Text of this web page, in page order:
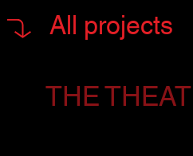
All projects
THE